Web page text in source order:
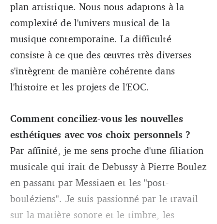
plan artistique. Nous nous adaptons à la
complexité de l'univers musical de la
musique contemporaine. La difficulté
consiste à ce que des œuvres très diverses
s'intègrent de manière cohérente dans
l'histoire et les projets de l'EOC.
Comment conciliez-vous les nouvelles
esthétiques avec vos choix personnels ?
Par affinité, je me sens proche d'une filiation
musicale qui irait de Debussy à Pierre Boulez
en passant par Messiaen et les "post-
bouléziens". Je suis passionné par le travail
sur la matière sonore et le timbre, les